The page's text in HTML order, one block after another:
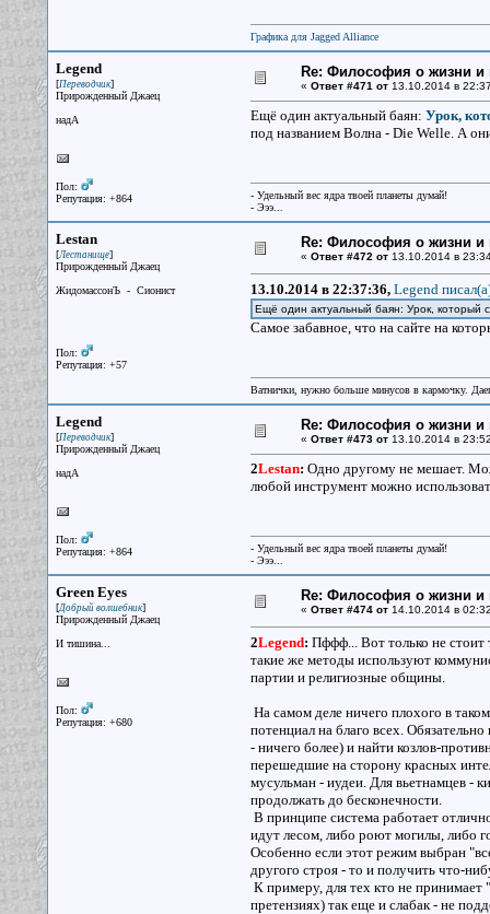
Графика для Jagged Alliance
Legend
[Переводчик]
Прирожденный Джаец
надА
Пол:
Репутация: +864
Re: Философия о жизни и
« Ответ #471 от13.10.2014 в
Ещё один актуальный баян: Урок,
под названием Волна - Die Welle. А
- Удельный вес ядра твоей планеты думай!
- Эээ...
Lestan
[Лестанище]
Прирожденный Джаец
ЖидомассонЪ - Сионист
Пол:
Репутация: +57
Re: Философия о жизни и
« Ответ #472 от13.10.2014 в
13.10.2014 в 22:37:36, Legend
Ещё один актуальный баян: Урок, который
Самое забавное, что на сайте на
Ватнички, нужно больше минусов в кармочку.
Legend
[Переводчик]
Прирожденный Джаец
надА
Пол:
Репутация: +864
Re: Философия о жизни и
« Ответ #473 от13.10.2014 в
2Lestan: Одно другому не мешает.
любой инструмент можно
- Удельный вес ядра твоей планеты думай!
- Эээ...
Green Eyes
[Добрый волшебник]
Прирожденный Джаец
И тишина...
Пол:
Репутация: +680
Re: Философия о жизни и
« Ответ #474 от14.10.2014 в
2Legend: Пффф... Вот только не стоит
такие же методы используют
партии и религиозные общины.
На самом деле ничего плохого в
потенциал на благо всех.
- ничего более) и найти козлов-
перешедшие на сторону красных
мусульман - иудеи. Для вьетнамцев -
продолжать до бесконечности.
В принципе система работает
идут лесом, либо роют могилы, либо
Особенно если этот режим выбран
другого строя - то и получить что-
К примеру, для тех кто не
претензиях) так еще и слабак - не